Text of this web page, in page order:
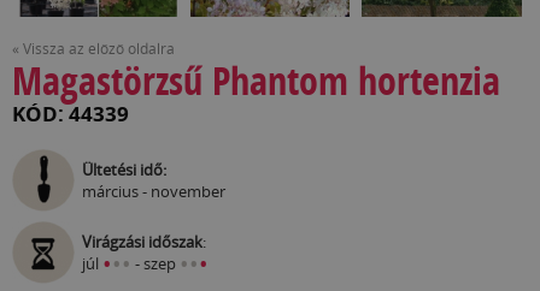
« Vissza az előző oldalra
Magastörzsű Phantom hortenzia
KÓD: 44339
Ültetési idő:
március - november
Virágzási időszak:
júl ••• - szep •••